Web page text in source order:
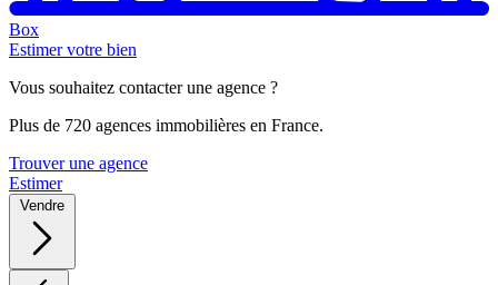
Box
Estimer votre bien
Vous souhaitez contacter une agence ?
Plus de 720 agences immobilières en France.
Trouver une agence
Estimer
Vendre